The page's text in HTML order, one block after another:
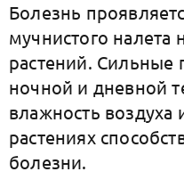
Болезнь
мучнистого налета
растений.
ночной и дневной
влажность
растениях
болезни.